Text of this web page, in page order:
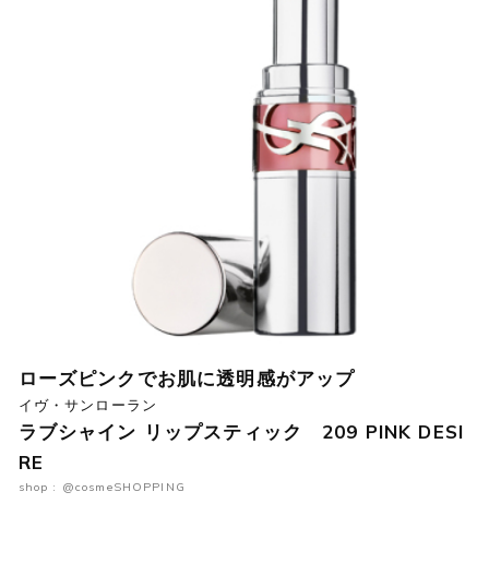
ローズピンクでお肌に透明感がアップ
イヴ・サンローラン
ラブシャイン リップスティック 209 PINK DESI
RE
shop : @cosmeSHOPPING